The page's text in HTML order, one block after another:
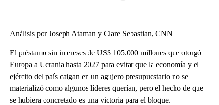
Análisis por Joseph Ataman y Clare Sebastian, CNN
El préstamo sin intereses de US$ 105.000 millones que otorgó
Europa a Ucrania hasta 2027 para evitar que la economía y el
ejército del país caigan en un agujero presupuestario no se
materializó como algunos líderes querían, pero el hecho de que
se hubiera concretado es una victoria para el bloque.